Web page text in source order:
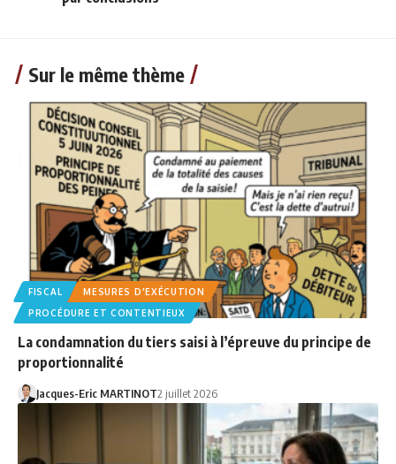
Sur le même thème
FISCAL
MESURES D'EXÉCUTION
PROCÉDURE ET CONTENTIEUX
La condamnation du tiers saisi à l’épreuve du principe de
proportionnalité
Jacques-Eric MARTINOT2 juillet 2026